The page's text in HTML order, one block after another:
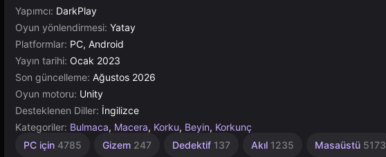
Yapımcı: DarkPlay
Oyun yönlendirmesi: Yatay
Platformlar: PC, Android
Yayın tarihi: Ocak 2023
Son güncelleme: Ağustos 2026
Oyun motoru: Unity
Desteklenen Diller: İngilizce
Kategoriler: Bulmaca, Macera, Korku, Beyin, Korkunç
PC için 4785 Gizem 247 Dedektif 137 Akıl 1235 Masaüstü 5173
Bağımsız
Yüksek
Rus
Unity